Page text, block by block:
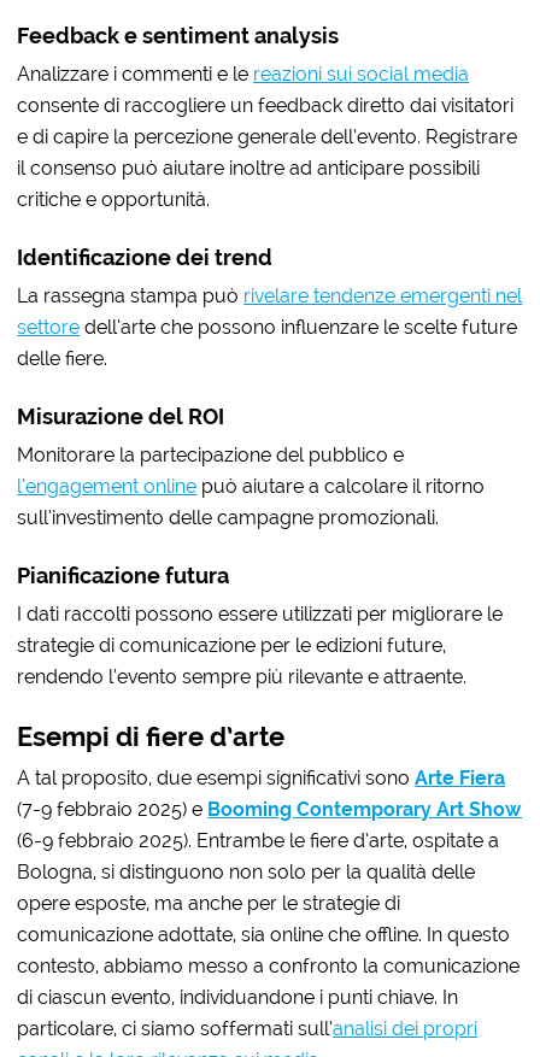
Feedback e sentiment analysis
Analizzare i commenti e le reazioni sui social media
consente di raccogliere un feedback diretto dai visitatori
e di capire la percezione generale dell’evento. Registrare
il consenso può aiutare inoltre ad anticipare possibili
critiche e opportunità.
Identificazione dei trend
La rassegna stampa può rivelare tendenze emergenti nel
settore dell’arte che possono influenzare le scelte future
delle fiere.
Misurazione del ROI
Monitorare la partecipazione del pubblico e
l’engagement online può aiutare acalcolare il ritorno
sull’investimento delle campagne promozionali.
Pianificazione futura
I dati raccolti possono essere utilizzati per migliorare le
strategie di comunicazione per le edizioni future,
rendendo l’evento sempre più rilevante e attraente.
Esempi di fiere d’arte
A tal proposito, due esempi significativi sono Arte Fiera
(7-9 febbraio 2025) e Booming Contemporary Art Show
(6-9 febbraio 2025). Entrambe le fiere d’arte, ospitate a
Bologna, si distinguono non solo per la qualità delle
opere esposte, ma anche per le strategie di
comunicazione adottate, sia online che offline. In questo
contesto, abbiamo messo a confronto la comunicazione
di ciascun evento, individuandone i punti chiave. In
particolare, ci siamo soffermati sull’analisi dei propri